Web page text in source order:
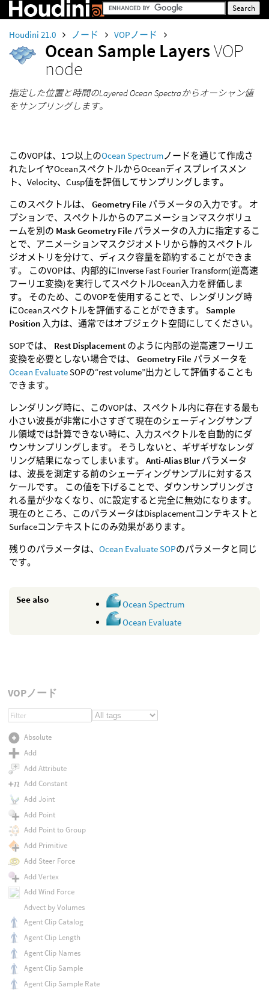
Houdini 21.0 ノード VOPノード
Ocean Sample LayersVOP
node
指定した位置と時間のLayered Ocean Spectraからオーシャン値
をサンプリングします。
このVOPは、1つ以上のOcean Spectrumノードを通じて作成さ
れたレイヤOceanスペクトルからOceanディスプレイスメン
ト、Velocity、Cusp値を評価してサンプリングします。
このスペクトルは、 Geometry File パラメータの入力です。 オ
プションで、スペクトルからのアニメーションマスクボリュ
ームを別の Mask Geometry File パラメータの入力に指定するこ
とで、アニメーションマスクジオメトリから静的スペクトル
ジオメトリを分けて、ディスク容量を節約することができま
す。 このVOPは、内部的にInverse Fast Fourier Transform(逆高速
フーリエ変換)を実行してスペクトルOcean入力を評価しま
す。 そのため、このVOPを使用することで、レンダリング時
にOceanスペクトルを評価することができます。 Sample
Position 入力は、通常ではオブジェクト空間にしてください。
SOPでは、 Rest Displacement のように内部の逆高速フーリエ
変換を必要としない場合では、 Geometry File パラメータを
Ocean EvaluateSOPの“rest volume”出力として評価することも
できます。
レンダリング時に、このVOPは、スペクトル内に存在する最も
小さい波長が非常に小さすぎて現在のシェーディングサンプ
ル領域では計算できない時に、入力スペクトルを自動的にダ
ウンサンプリングします。 そうしないと、ギザギザなレンダ
リング結果になってしまいます。 Anti-Alias Blur パラメータ
は、波長を測定する前のシェーディングサンプルに対するス
ケールです。 この値を下げることで、ダウンサンプリングさ
れる量が少なくなり、0に設定すると完全に無効になります。
現在のところ、このパラメータはDisplacementコンテキストと
Surfaceコンテキストにのみ効果があります。
残りのパラメータは、 Ocean Evaluate SOPのパラメータと同じ
です。
See also
Ocean Spectrum
Ocean Evaluate
VOPノード
Absolute
Add
Add Attribute
Add Constant
Add Joint
Add Point
Add Point to Group
Add Primitive
Add Steer Force
Add Vertex
Add Wind Force
Advect by Volumes
Agent Clip Catalog
Agent Clip Length
Agent Clip Names
Agent Clip Sample
Agent Clip Sample Rate